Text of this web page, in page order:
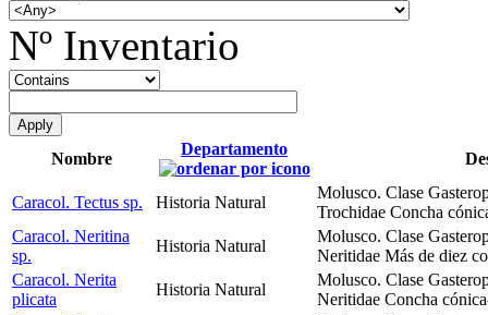
Nº Inventario
Nombre
Departamento
Caracol. Tectus sp. Historia Natural
Molusco. Clase
Trochidae Concha
Caracol. Neritina
sp.
Historia Natural
Molusco. Clase
Neritidae Más de diez
Caracol. Nerita
plicata
Historia Natural
Molusco. Clase
Neritidae Concha